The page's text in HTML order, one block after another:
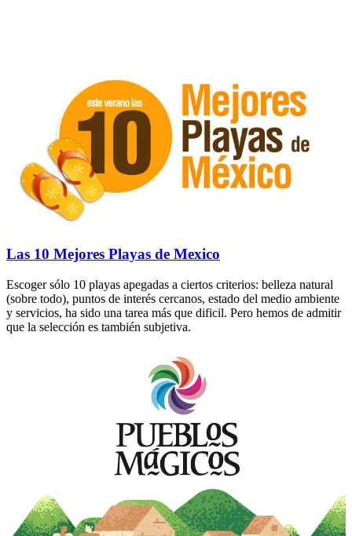
Las 10 Mejores Playas de Mexico
Escoger sólo 10 playas apegadas a ciertos criterios: belleza natural
(sobre todo), puntos de interés cercanos, estado del medio ambiente
y servicios, ha sido una tarea más que dificil. Pero hemos de admitir
que la selección es también subjetiva.